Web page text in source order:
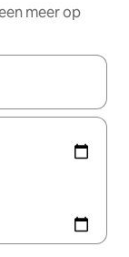
meer op
je een keuze